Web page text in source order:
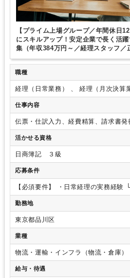
【プライム上場グループ／年間休日
にスキルアップ！安定企業で長く活
集（年収384万円～／経理スタッフ／
職種
経理（日常業務） 、 経理（月次
仕事内容
伝票・仕訳⼊⼒、経費精算、請求書
出⾦管理など、⽇常経理を中⼼にお任
ニットにて、⽇常経理を中⼼とした業
社で発⽣する⽇々の「お⾦の動き」
経理の⼟台となる業務を担当いただき
プしていけます。
タ作成・経費精算業務・請求書発⾏
⼊、買掛⾦・売掛⾦管理・⼊⾦確認
出納帳のチェック・残⾼照合・債権
業務・監査対応
⼊社後に教えます）
業務から慣れていただき、経験や習熟
や監査対応業務などに関わっていただ
使い⽅も3ヶ⽉程度で覚えられると思
半期・年次決算などの⾼度な業務は
ることはありません。
活かせる資格
日商簿記 ３級
応募条件
【必須要件】 ・⽇常経理の実務経験
請求書処理など、経理業務の流れを
なPCスキル
⽅
【歓迎経験・スキル】
フトを使⽤した経理実務経験
固定資産台帳（新規取得・償却・除売
⽉次決算や年次決算の経験・法⼈向
ングの利⽤経験 ・電⼦帳簿保存法に
【求める人物像】・経理として少し
い、安定した環境で⻑く働きたいとい
勤務地
東京都品川区
業種
物流・運輸・インフラ（物流・倉庫）
給与・待遇